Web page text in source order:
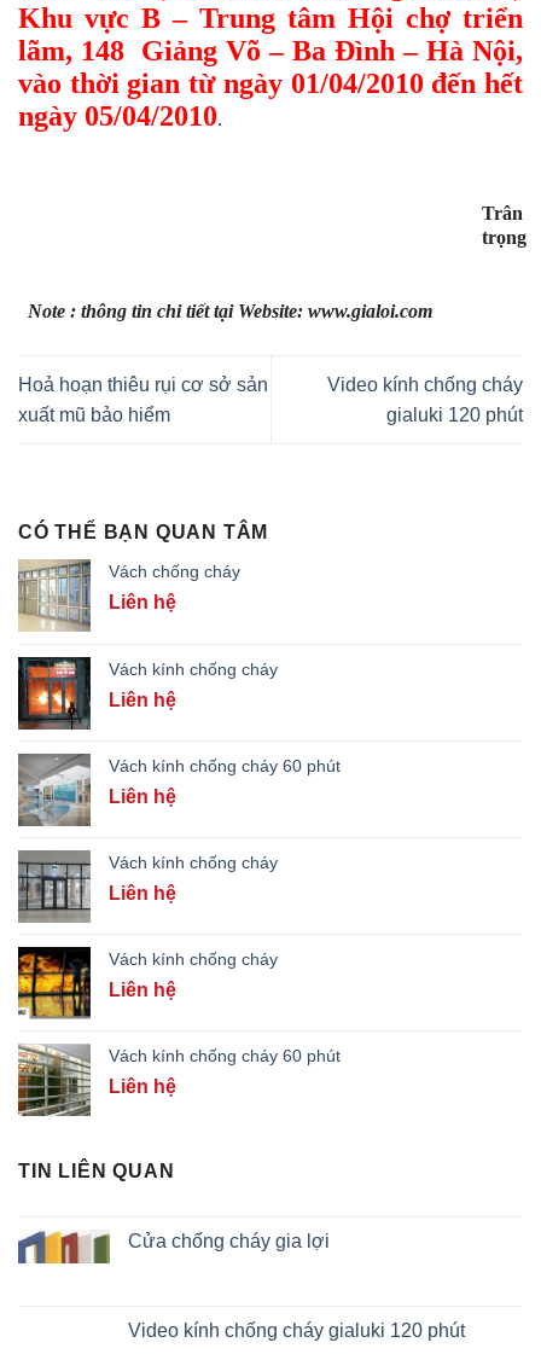
Khu vực B – Trung tâm Hội chợ triển
lãm, 148 Giảng Võ – Ba Đình – Hà Nội,
vào thời gian từ ngày 01/04/2010 đến hết
ngày 05/04/2010.
Trân
trọng
Note : thông tin chi tiết tại Website: www.gialoi.com
Hoả hoạn thiêu rụi cơ sở sản
xuất mũ bảo hiểm
Video kính chống cháy
gialuki 120 phút
CÓ THỂ BẠN QUAN TÂM
Vách chống cháy
Liên hệ
Vách kính chống cháy
Liên hệ
Vách kính chống cháy 60 phút
Liên hệ
Vách kính chống cháy
Liên hệ
Vách kính chống cháy
Liên hệ
Vách kính chống cháy 60 phút
Liên hệ
TIN LIÊN QUAN
Cửa chống cháy gia lợi
Video kính chống cháy gialuki 120 phút